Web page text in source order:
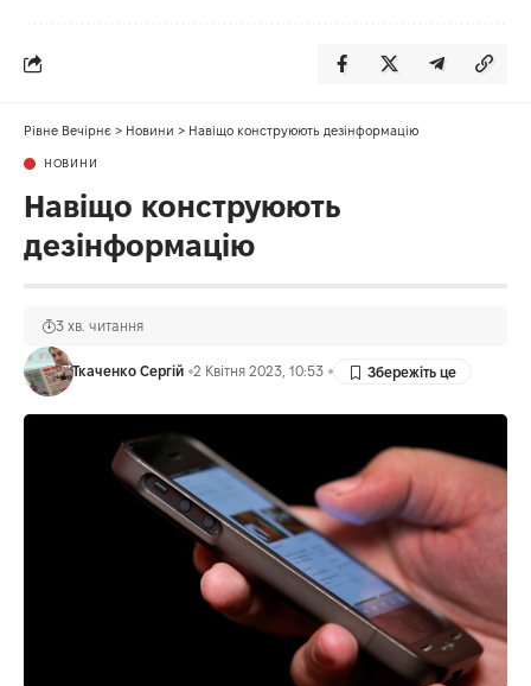
Рівне Вечірнє > Новини > Навіщо конструюють дезінформацію
НОВИНИ
Навіщо конструюють
дезінформацію
Ткаченко Сергій 2 Квітня 2023, 10:53
3 хв. читання